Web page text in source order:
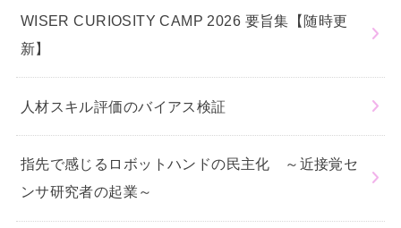
WISER CURIOSITY CAMP 2026 要旨集【随時更
新】
人材スキル評価のバイアス検証
指先で感じるロボットハンドの民主化 ～近接覚セ
ンサ研究者の起業～